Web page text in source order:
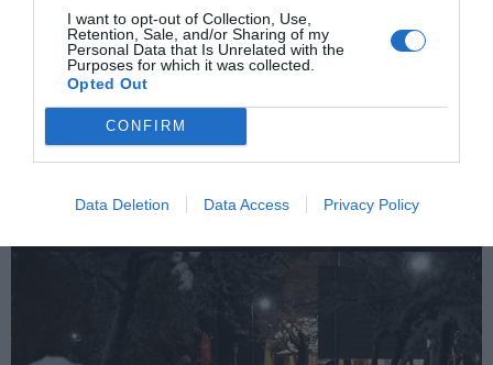
I want to opt-out of Collection, Use,
Retention, Sale, and/or Sharing of my
Personal Data that Is Unrelated with the
Purposes for which it was collected.
Opted Out
CONFIRM
Data Deletion Data Access Privacy Policy